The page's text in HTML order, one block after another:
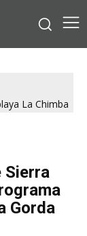
La Chimba
Sierra
Gorda